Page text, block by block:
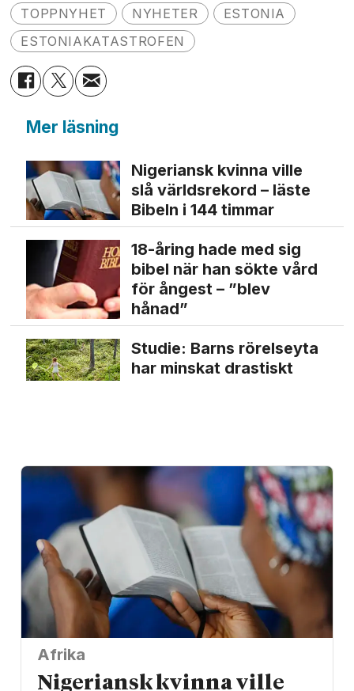
TOPPNYHET NYHETER
ESTONIA
ESTONIAKATASTROFEN
Mer läsning
Nigeriansk kvinna ville
slå världs­rekord – läste
Bibeln i 144 timmar
18-åring hade med sig
bibel när han sökte vård
för ångest – ”blev
hånad”
Studie: Barns rörelseyta
har minskat drastiskt
Afrika
Nigeriansk kvinna ville